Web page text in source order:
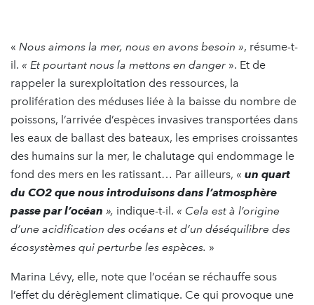
« Nous aimons la mer, nous en avons besoin », résume-t-
il. « Et pourtant nous la mettons en danger ». Et de
rappeler la surexploitation des ressources, la
prolifération des méduses liée à la baisse du nombre de
poissons, l’arrivée d’espèces invasives transportées dans
les eaux de ballast des bateaux, les emprises croissantes
des humains sur la mer, le chalutage qui endommage le
fond des mers en les ratissant… Par ailleurs, « un quart
du CO2 que nous introduisons dans l’atmosphère
passe par l’océan », indique-t-il. « Cela est à l’origine
d’une acidification des océans et d’un déséquilibre des
écosystèmes qui perturbe les espèces. »
Marina Lévy, elle, note que l’océan se réchauffe sous
l’effet du dérèglement climatique. Ce qui provoque une